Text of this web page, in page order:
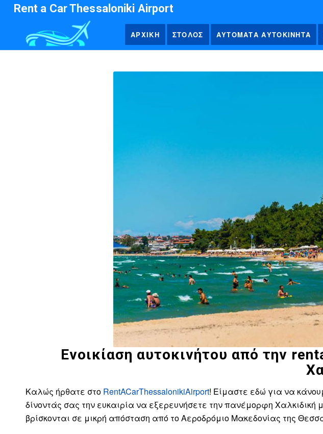
Rent a Car Thessaloniki Airport
ΑΡΧΙΚΗ ΣΤΟΛΟΣ ΑΥΤΟΜΑΤΑ ΑΥΤΟΚΙΝΗΤΑ
Ενοικίαση αυτοκινήτου από την
Καλώς ήρθατε στο RentACarThessalonikiAirport! Είμαστε εδώ για να
δίνοντάς σας την ευκαιρία να εξερευνήσετε την πανέμορφη Χαλκιδική
βρίσκονται σε μικρή απόσταση από το Αεροδρόμιο Μακεδονίας της